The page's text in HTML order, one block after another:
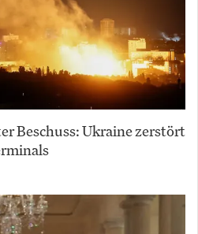
Beschuss: Ukraine zerstört